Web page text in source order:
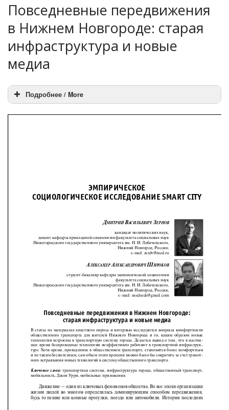
Повседневные передвижения
в Нижнем Новгороде: старая
инфраструктура и новые
медиа
Подробнее / More